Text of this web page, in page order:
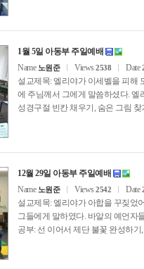
1월 5일 아동부 주일예배
Name 노원준 Views2538 Date
설교제목: 엘리야가 이세벨을
에 주님께서 그에게 말씀하셨다
성경구절 빈칸 채우기, 숨은 그림
12월 29일 아동부 주일예배
Name 노원준 Views2542 Date
설교제목: 엘리야가 아합을
그들에게 말하였다. 바알의 예
공부: 선 이어서 제단 불꽃 완성